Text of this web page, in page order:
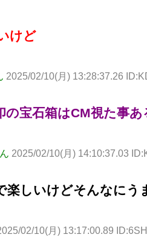
けど
2025/02/10(月) 13:28:37.26
の宝石箱はCM視た事
2025/02/10(月) 14:10:37.03
楽しいけどそんなにう
02/10(月) 13:17:00.89